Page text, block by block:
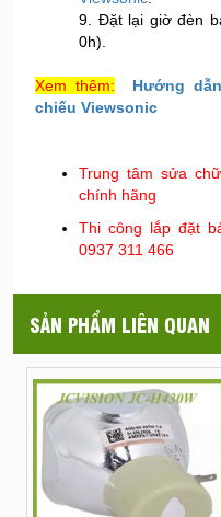
9. Đặt lại giờ đèn
0h).
Xem thêm:
Hướng
chiếu Viewsonic
Trung tâm sửa
chính hãng
Thi công lắp đặt
0937 311 466
SẢN PHẨM LIÊN QUAN